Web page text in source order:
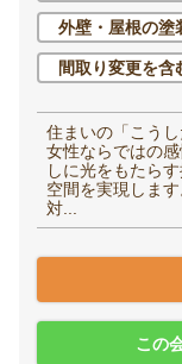
外壁・屋根の塗
間取り変更を含
住まいの「こう
女性ならではの
しに光をもたら
空間を実現しま
対...
この